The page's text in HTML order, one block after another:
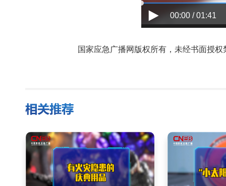
00:00 / 01:41
国家应急广播网版权所有，未经书面授权